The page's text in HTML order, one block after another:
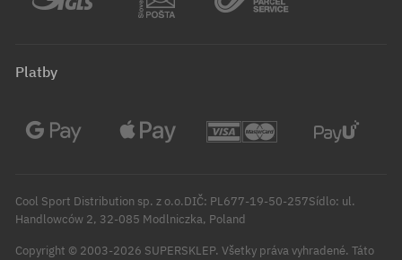
Platby
Cool Sport Distribution sp. z o.o.DIČ: PL677-19-50-257Sídlo: ul.
Handlowców 2, 32-085 Modlniczka, Poland
Copyright © 2003-2026 SUPERSKLEP. Všetky práva vyhradené. Táto